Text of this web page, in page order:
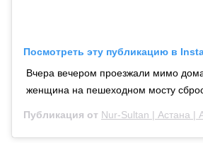
Посмотреть эту публикацию в
Вчера вечером проезжали мимо дома
женщина на пешеходном мосту
Публикация от Nur-Sultan | Астана |